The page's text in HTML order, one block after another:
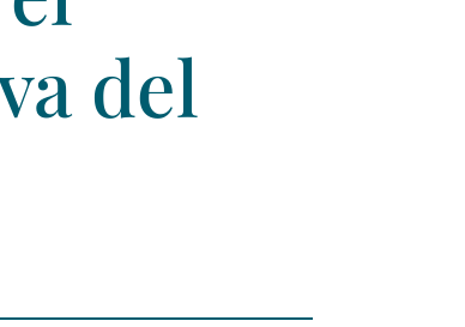
del